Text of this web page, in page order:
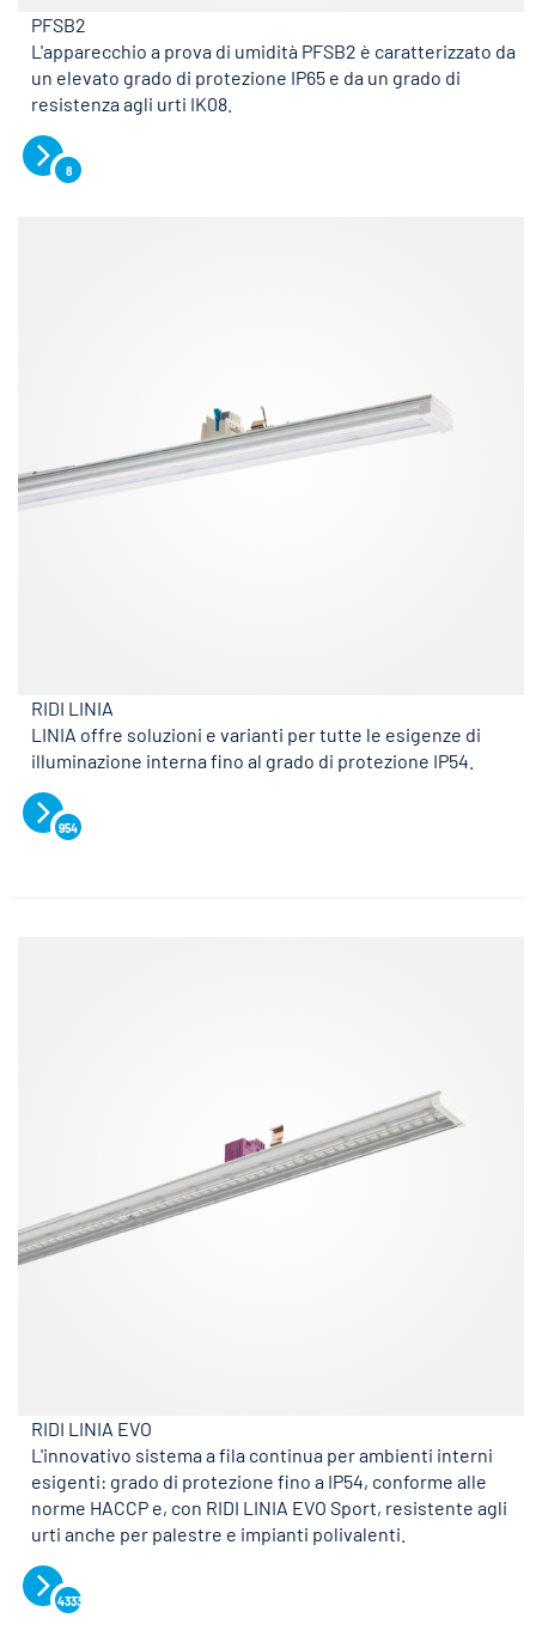
PFSB2
L'apparecchio a prova di umidità PFSB2 è caratterizzato da
un elevato grado di protezione IP65 e da un grado di
resistenza agli urti IK08.
8
RIDI LINIA
LINIA offre soluzioni e varianti per tutte le esigenze di
illuminazione interna fino al grado di protezione IP54.
954
RIDI LINIA EVO
L'innovativo sistema a fila continua per ambienti interni
esigenti: grado di protezione fino a IP54, conforme alle
norme HACCP e, con RIDI LINIA EVO Sport, resistente agli
urti anche per palestre e impianti polivalenti.
4333